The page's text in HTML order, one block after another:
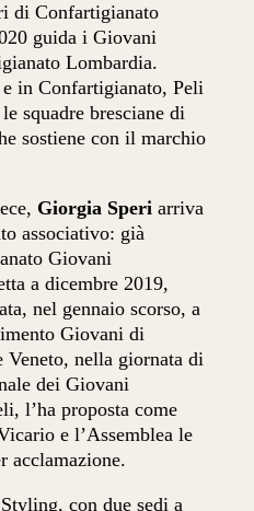
di Confartigianato
guida i Giovani
Lombardia.
in Confartigianato, Peli
squadre bresciane di
sostiene con il marchio
Giorgia Speri arriva
associativo: già
Giovani
a dicembre 2019,
nel gennaio scorso, a
Giovani di
Veneto, nella giornata di
dei Giovani
l’ha proposta come
e l’Assemblea le
acclamazione.
con due sedi a